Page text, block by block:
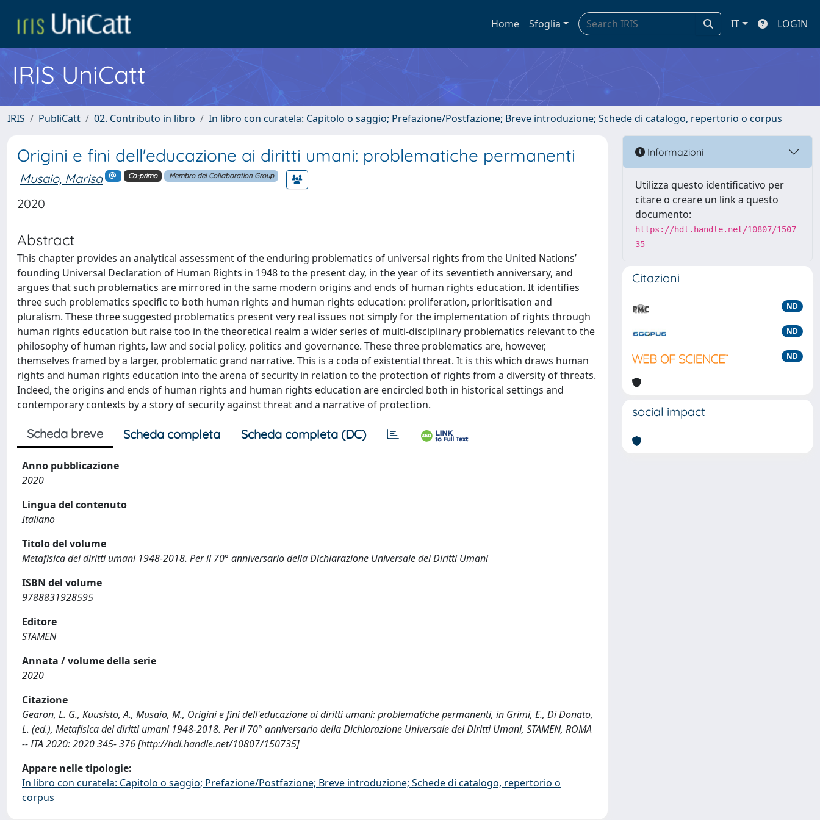
Home Sfoglia IT LOGIN
IRIS UniCatt
IRIS PubliCatt 02. Contributo in libro In libro con curatela: Capitolo o saggio; Prefazione/Postfazione; Breve introduzione; Schede di catalogo, repertorio o corpus
Origini e fini dell'educazione ai diritti umani: problematiche permanenti
Musaio, Marisa Co-primo Membro del Collaboration Group
2020
Abstract
This chapter provides an analytical assessment of the enduring problematics of universal rights from the United Nations’
founding Universal Declaration of Human Rights in 1948 to the present day, in the year of its seventieth anniversary, and
argues that such problematics are mirrored in the same modern origins and ends of human rights education. It identifies
three such problematics specific to both human rights and human rights education: proliferation, prioritisation and
pluralism. These three suggested problematics present very real issues not simply for the implementation of rights through
human rights education but raise too in the theoretical realm a wider series of multi-disciplinary problematics relevant to the
philosophy of human rights, law and social policy, politics and governance. These three problematics are, however,
themselves framed by a larger, problematic grand narrative. This is a coda of existential threat. It is this which draws human
rights and human rights education into the arena of security in relation to the protection of rights from a diversity of threats.
Indeed, the origins and ends of human rights and human rights education are encircled both in historical settings and
contemporary contexts by a story of security against threat and a narrative of protection.
Scheda breve Scheda completa Scheda completa (DC)
Anno pubblicazione
2020
Lingua del contenuto
Italiano
Titolo del volume
Metafisica dei diritti umani 1948-2018. Per il 70° anniversario della Dichiarazione Universale dei Diritti Umani
ISBN del volume
9788831928595
Editore
STAMEN
Annata / volume della serie
2020
Citazione
Gearon, L. G., Kuusisto, A., Musaio, M., Origini e fini dell'educazione ai diritti umani: problematiche permanenti, in Grimi, E., Di Donato,
L. (ed.), Metafisica dei diritti umani 1948-2018. Per il 70° anniversario della Dichiarazione Universale dei Diritti Umani, STAMEN, ROMA
-- ITA 2020: 2020 345- 376 [http://hdl.handle.net/10807/150735]
Appare nelle tipologie:
In libro con curatela: Capitolo o saggio; Prefazione/Postfazione; Breve introduzione; Schede di catalogo, repertorio o
corpus
Informazioni
Utilizza questo identificativo per
citare o creare un link a questo
documento:
https://hdl.handle.net/10807/1507
35
Citazioni
ND
ND
ND
social impact